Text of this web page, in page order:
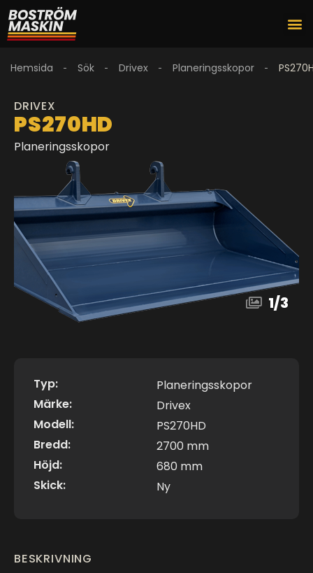
Hemsida Sök Drivex Planeringsskopor
BESKRIVNING
DRIVEX
PS270HD
Planeringsskopor
1/3
Typ:
Planeringsskopor
Märke:
Drivex
Modell:
PS270HD
Bredd:
2700 mm
Höjd:
680 mm
Skick:
Ny